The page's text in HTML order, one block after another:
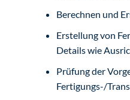
Berechnen und
Erstellung von
Details wie
Prüfung der
Fertigungs-/